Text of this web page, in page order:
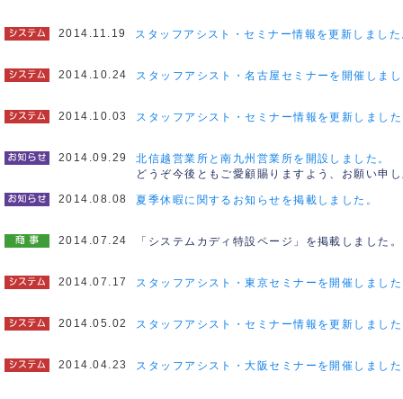
2014.11.19 スタッフアシスト・セミナー情報を更新しまし
2014.10.24 スタッフアシスト・名古屋セミナーを開催しま
2014.10.03 スタッフアシスト・セミナー情報を更新しまし
2014.09.29
北信越営業所と南九州営業所を開設しました。
どうぞ今後ともご愛顧賜りますよう、お願い申
2014.08.08
夏季休暇に関するお知らせを掲載しました。
2014.07.24 「システムカディ特設ページ」を掲載しました。
2014.07.17 スタッフアシスト・東京セミナーを開催しまし
2014.05.02 スタッフアシスト・セミナー情報を更新しまし
2014.04.23 スタッフアシスト・大阪セミナーを開催しまし